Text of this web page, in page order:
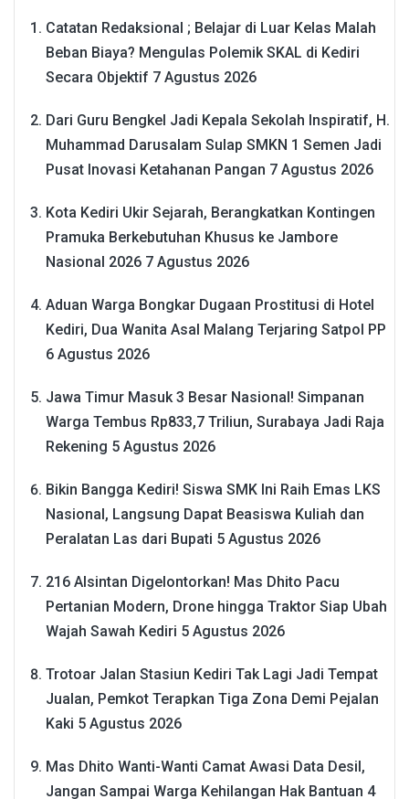
Catatan Redaksional ; Belajar di Luar Kelas Malah
Beban Biaya? Mengulas Polemik SKAL di Kediri
Secara Objektif 7 Agustus 2026
Dari Guru Bengkel Jadi Kepala Sekolah Inspiratif, H.
Muhammad Darusalam Sulap SMKN 1 Semen Jadi
Pusat Inovasi Ketahanan Pangan 7 Agustus 2026
Kota Kediri Ukir Sejarah, Berangkatkan Kontingen
Pramuka Berkebutuhan Khusus ke Jambore
Nasional 2026 7 Agustus 2026
Aduan Warga Bongkar Dugaan Prostitusi di Hotel
Kediri, Dua Wanita Asal Malang Terjaring Satpol PP
6 Agustus 2026
Jawa Timur Masuk 3 Besar Nasional! Simpanan
Warga Tembus Rp833,7 Triliun, Surabaya Jadi Raja
Rekening 5 Agustus 2026
Bikin Bangga Kediri! Siswa SMK Ini Raih Emas LKS
Nasional, Langsung Dapat Beasiswa Kuliah dan
Peralatan Las dari Bupati 5 Agustus 2026
216 Alsintan Digelontorkan! Mas Dhito Pacu
Pertanian Modern, Drone hingga Traktor Siap Ubah
Wajah Sawah Kediri 5 Agustus 2026
Trotoar Jalan Stasiun Kediri Tak Lagi Jadi Tempat
Jualan, Pemkot Terapkan Tiga Zona Demi Pejalan
Kaki 5 Agustus 2026
Mas Dhito Wanti-Wanti Camat Awasi Data Desil,
Jangan Sampai Warga Kehilangan Hak Bantuan 4